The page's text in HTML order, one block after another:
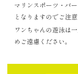
マリンスポーツ・バ
となりますのでご注意
ワンちゃんの遊泳は
めご遠慮ください。